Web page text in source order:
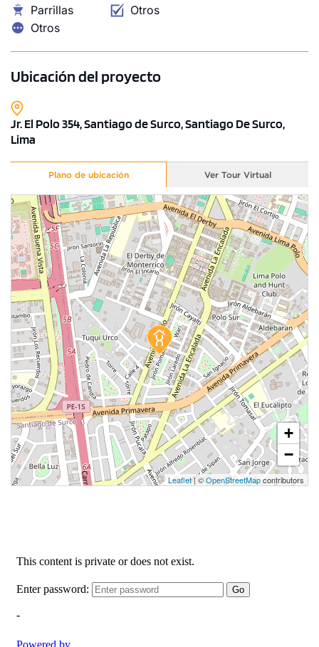
1 unidad disponible
Desde
S/ 591,117
Modelo TIPO B
61.68 m² Piso 2
2 dorms. 2 baños
COTIZAR AHORA
S/ 743,557
Parrillas
Otros
Otros
Ubicación del proyecto
Jr. El Polo 354, Santiago de Surco, Santiago De Surco,
Lima
Plano de ubicación Ver Tour Virtual
+
−
Leaflet| ©OpenStreetMapcontributors